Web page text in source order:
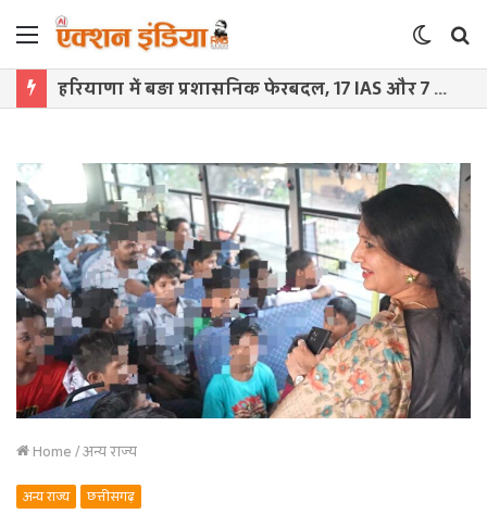
Menu
Switch
skin
हरियाणा में बड़ा प्रशासनिक फेरबदल, 17 IAS और 7 HCS अधिकारियों के तबादले
Home/अन्य राज्य
अन्य राज्य छत्तीसगढ़